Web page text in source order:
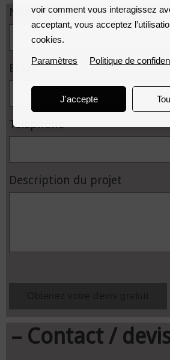
Nom et prenom
Email
Telephone
Description du projet
– Contact /
voir comment vous interagissez
acceptant, vous acceptez
cookies.
Paramètres Politique de
J'accepte